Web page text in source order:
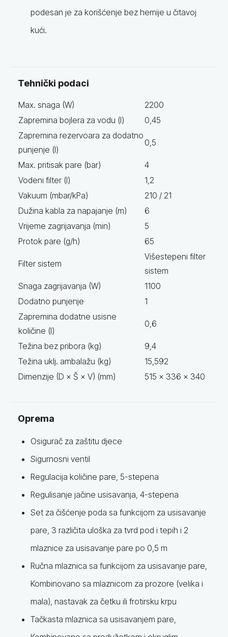
podesan je za korišćenje bez hemije u čitavoj
kući.
Tehnički podaci
Max. snaga (W)
2200
Zapremina bojlera za vodu (l)
0,45
Zapremina rezervoara za dodatno
punjenje (l)
0,5
Max. pritisak pare (bar)
4
Vodeni filter (l)
1,2
Vakuum (mbar/kPa)
210 / 21
Dužina kabla za napajanje (m)
6
Vrijeme zagrijavanja (min)
5
Protok pare (g/h)
65
Filter sistem
Višestepeni filter
sistem
Snaga zagrijavanja (W)
1100
Dodatno punjenje
1
Zapremina dodatne usisne
količine (l)
0,6
Težina bez pribora (kg)
9,4
Težina uklj. ambalažu (kg)
15,592
Dimenzije (D × Š × V) (mm)
515 x 336 x 340
Oprema
Osigurač za zaštitu djece
Sigurnosni ventil
Regulacija količine pare, 5-stepena
Regulisanje jačine usisavanja, 4-stepena
Set za čišćenje poda sa funkcijom za usisavanje
pare, 3 različita uloška za tvrd pod i tepih i 2
mlaznice za usisavanje pare po 0,5 m
Ručna mlaznica sa funkcijom za usisavanje pare,
Kombinovano sa mlaznicom za prozore (velika i
mala), nastavak za četku ili frotirsku krpu
Tačkasta mlaznica sa usisavanjem pare,